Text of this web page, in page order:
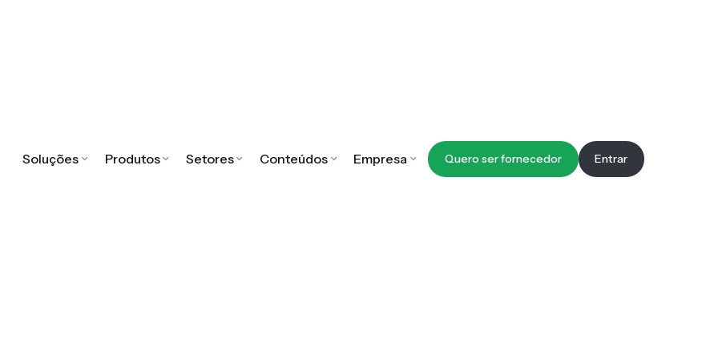
Soluções Produtos Setores Conteúdos Empresa Quero ser fornecedor Entrar